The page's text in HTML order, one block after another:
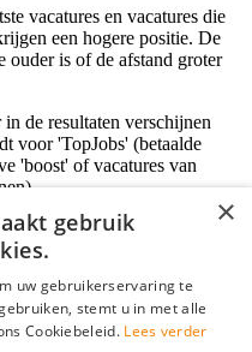
vacatures en vacatures die
een hogere positie. De
ouder is of de afstand groter
de resultaten verschijnen
voor 'TopJobs' (betaalde
'boost' of vacatures van
×
gebruik
uw gebruikerservaring te
stemt u in met alle
Cookiebeleid. Lees verder